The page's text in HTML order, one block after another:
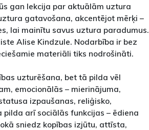
gan lekcija par aktuālām uztura
gatavošana, akcentējot mērķi –
lai mainītu savus uztura paradumus.
Alise Kindzule. Nodarbība ir bez
materiāli tiks nodrošināti.
uzturēšana, bet tā pilda vēl
emocionālās – mierinājuma,
izpaušanas, reliģisko,
arī sociālās funkcijas – ēdiena
sniedz kopības izjūtu, attīsta,